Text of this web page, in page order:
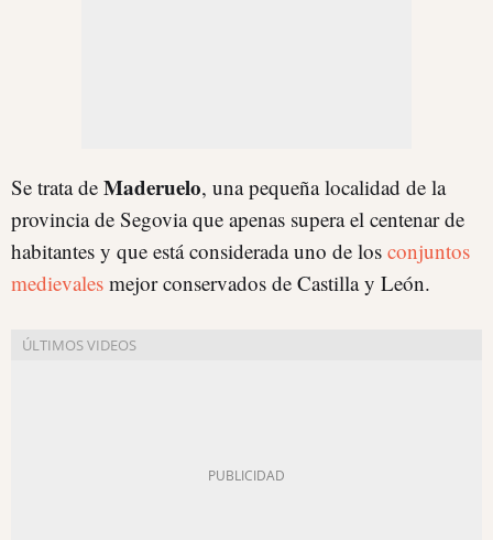
Se trata de Maderuelo, una pequeña localidad de la
provincia de Segovia que apenas supera el centenar de
habitantes y que está considerada uno de los conjuntos
medievales mejor conservados de Castilla y León.